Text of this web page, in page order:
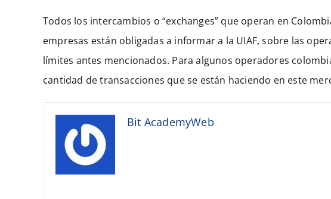
Todos los intercambios o “exchanges” que operan en
empresas están obligadas a informar a la UIAF, sobre las
límites antes mencionados. Para algunos operadores
cantidad de transacciones que se están haciendo en este
Bit AcademyWeb